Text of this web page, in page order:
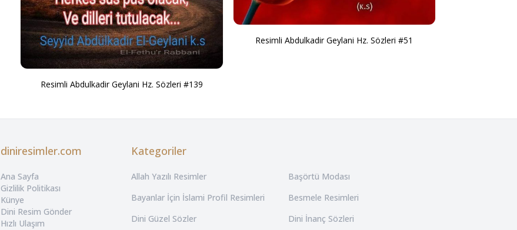
Resimli Abdulkadir Geylani Hz. Sözleri #139
Resimli Abdulkadir Geylani Hz. Sözleri #51
diniresimler.com
Ana Sayfa
Gizlilik Politikası
Künye
Dini Resim Gönder
Hızlı Ulaşım
Kategoriler
Allah Yazılı Resimler
Başörtü Modası
Bayanlar İçin İslami Profil Resimleri
Besmele Resimleri
Dini Güzel Sözler
Dini İnanç Sözleri